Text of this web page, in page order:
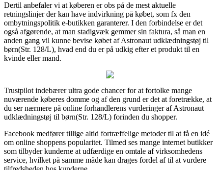
Dertil anbefaler vi at køberen er obs på de mest aktuelle
retningslinjer der kan have indvirkning på købet, som fx den
ombytningspolitik e-butikken garanterer. I den forbindelse er det
også afgørende, at man stadigvæk gemmer sin faktura, så man en
anden gang vil kunne bevise købet af Astronaut udklædningstøj til
børn(Str. 128/L), hvad end du er på udkig efter et produkt til en
kvinde eller mand.
Trustpilot indebærer ultra gode chancer for at fortolke mange
nuværende køberes domme og af den grund er det at foretrække, at
du ser nærmere på online forhandlerens vurderinger af Astronaut
udklædningstøj til børn(Str. 128/L) forinden du shopper.
Facebook medfører tillige altid fortræffelige metoder til at få en idé
om online shoppens popularitet. Tilmed ses mange internet butikker
som tilbyder kunderne at udfærdige en omtale af virksomhedens
service, hvilket på samme måde kan drages fordel af til at vurdere